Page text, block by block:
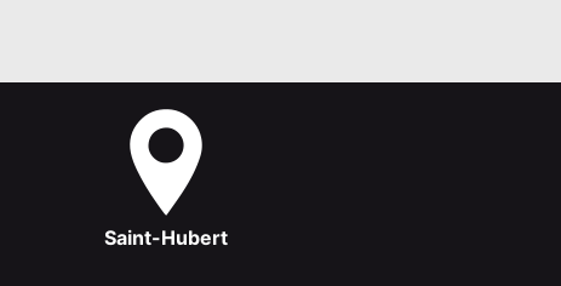
Saint-Hubert